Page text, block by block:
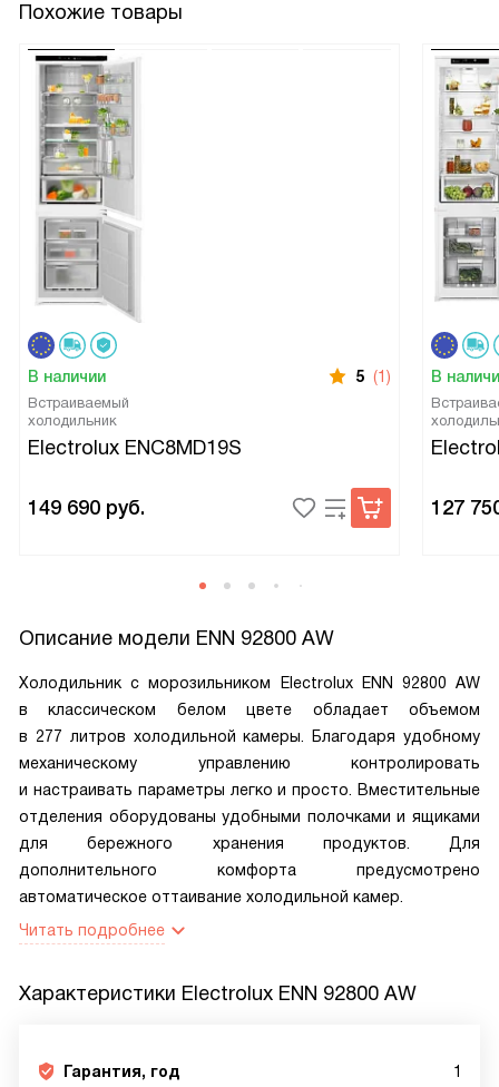
Похожие товары
В наличии 5 (1)
Встраиваемый
холодильник
Electrolux ENC8MD19S
149 690 руб.
В
127
Описание модели ENN 92800 AW
Холодильник с морозильником Electrolux ENN 92800 AW
в классическом белом цвете обладает объемом
в 277 литров холодильной камеры. Благодаря удобному
механическому управлению контролировать
и настраивать параметры легко и просто. Вместительные
отделения оборудованы удобными полочками и ящиками
для бережного хранения продуктов. Для
дополнительного комфорта предусмотрено
автоматическое оттаивание холодильной камер.
Читать подробнее
Характеристики Electrolux ENN 92800 AW
Гарантия, год 1